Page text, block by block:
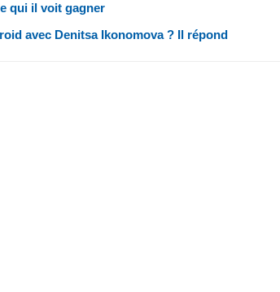
qui il voit gagner
avec Denitsa Ikonomova ? Il répond